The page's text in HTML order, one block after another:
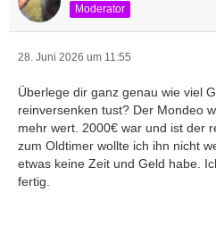
Moderator
28. Juni 2026 um 11:55
Überlege dir ganz genau wie viel
reinversenken tust? Der Mondeo
mehr wert. 2000€ war und ist der
zum Oldtimer wollte ich ihn nicht
etwas keine Zeit und Geld habe.
fertig.